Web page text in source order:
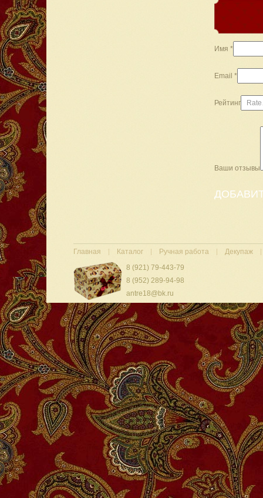
Имя *
Email *
Рейтинг
Ваши отзывы
Главная Каталог Ручная работа
Декупаж
8 (921) 79-443-79
8 (952) 289-94-98
antre18@bk.ru